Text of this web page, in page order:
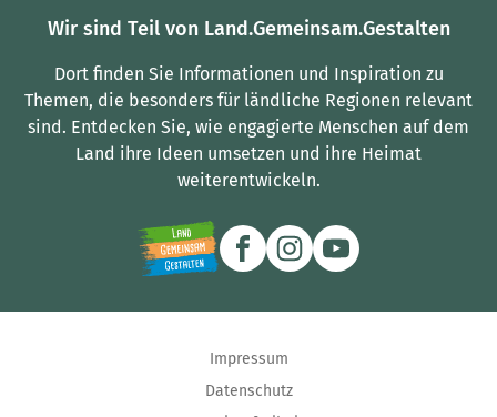
Wir sind Teil von Land.Gemeinsam.Gestalten
Dort finden Sie Informationen und Inspiration zu
Themen, die besonders für ländliche Regionen relevant
sind. Entdecken Sie, wie engagierte Menschen auf dem
Land ihre Ideen umsetzen und ihre Heimat
weiterentwickeln.
Impressum
Datenschutz